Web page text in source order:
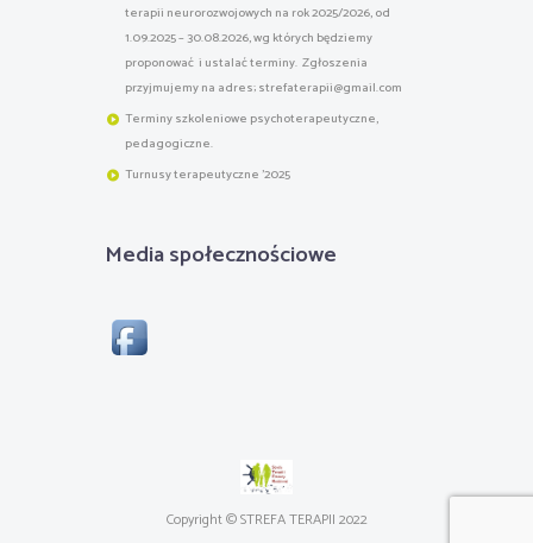
terapii neurorozwojowych na rok 2025/2026, od
1.09.2025 – 30.08.2026, wg których będziemy
proponować i ustalać terminy. Zgłoszenia
przyjmujemy na adres; strefaterapii@gmail.com
Terminy szkoleniowe psychoterapeutyczne,
pedagogiczne.
Turnusy terapeutyczne '2025
Media społecznościowe
Copyright © STREFA TERAPII 2022